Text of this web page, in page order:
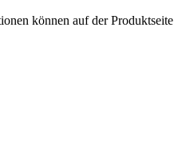
können auf der Produktseite